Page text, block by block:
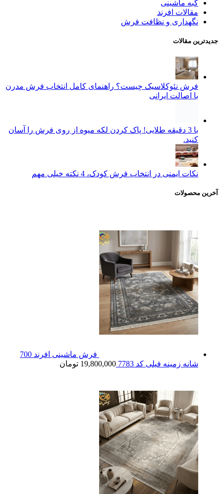
گبه ماشینی
مقالات افرند
نگهداری و نظافت فرش
جدیدترین مقالات
فرش نئوکلاسیک چیست؟ راهنمای کامل انتخاب فرش مدرن
با اصالت ایرانی
با 3 دقیقه طلایی! پاک کردن لکه میوه از روی فرش را آسان
کنید.
نکات ایمنی در انتخاب فرش کودک، 4 نکته خیلی مهم
آخرین محصولات
فرش ماشینی افرند 700
شانه زمینه فیلی کد 7783
19,800,000 تومان